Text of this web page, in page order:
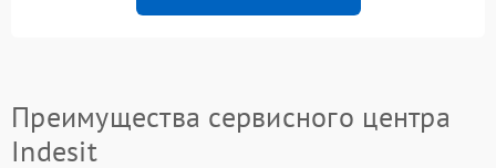
Преимущества сервисного центра
Indesit